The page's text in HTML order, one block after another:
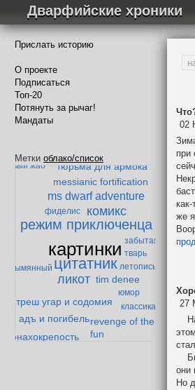
Дварфийские хроники
Прислать историю
О проекте
Подписаться
Топ-20
Потянуть за рычаг!
Мандаты
Метки облако/список
картинки
цитатник
режим приключенца
ликот
комикс
ms dwarf adventure
треш угар и содомия
tim denee
адъ и погибельrevenge of the
fun
messianic fortification
тюрьма для армока
монахокрепость
фиделис
классика
юмор
летопись
забытая
тварь
жаб
Безымянный
02
при
же
27
они
Но